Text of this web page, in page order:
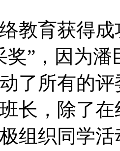
育获得成
奖”，因为
了所有的
长，除了
组织同学